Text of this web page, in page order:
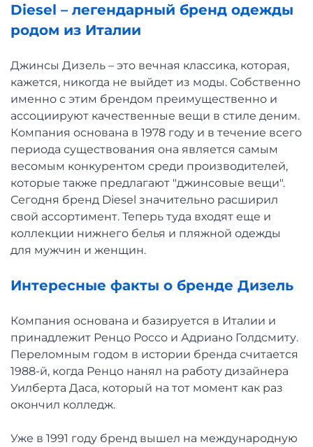
Diesel – легендарный бренд одежды
родом из Италии
Джинсы Дизель – это вечная классика, которая,
кажется, никогда не выйдет из моды. Собственно
именно с этим брендом преимущественно и
ассоциируют качественные вещи в стиле деним.
Компания основана в 1978 году и в течение всего
периода существования она является самым
весомым конкурентом среди производителей,
которые также предлагают "джинсовые вещи".
Сегодня бренд Diesel значительно расширил
свой ассортимент. Теперь туда входят еще и
коллекции нижнего белья и пляжной одежды
для мужчин и женщин.
Интересные факты о бренде Дизель
Компания основана и базируется в Италии и
принадлежит Ренцо Россо и Адриано Голдсмиту.
Переломным годом в истории бренда считается
1988-й, когда Ренцо нанял на работу дизайнера
Уилберта Даса, который на тот момент как раз
окончил колледж.
Уже в 1991 году бренд вышел на международную